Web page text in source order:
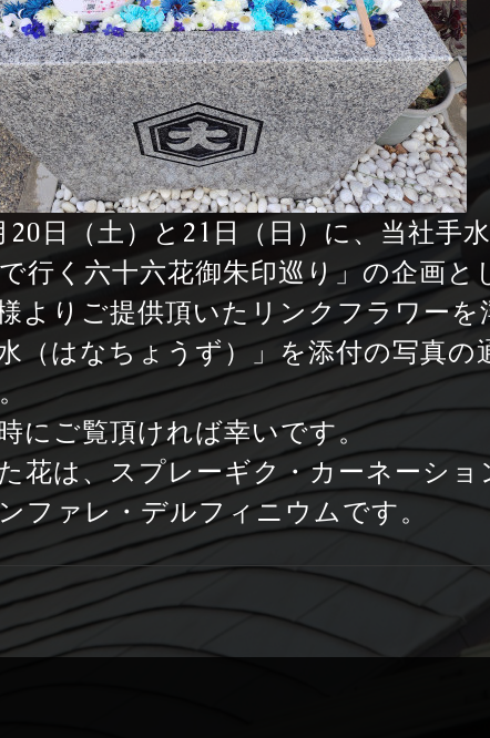
20日（土）と21日（日）に、当社手
行く六十六花御朱印巡り」の企画と
よりご提供頂いたリンクフラワーを
（はなちょうず）」を添付の写真の
にご覧頂ければ幸いです。
花は、スプレーギク・カーネーショ
ファレ・デルフィニウムです。